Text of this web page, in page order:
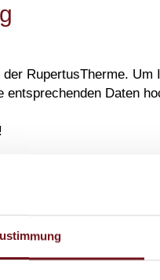
RupertusTherme.
entsprechenden Daten